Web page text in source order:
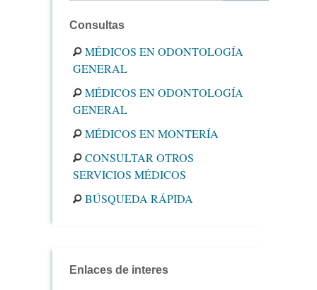
Consultas
MÉDICOS EN ODONTOLOGÍA
GENERAL
MÉDICOS EN ODONTOLOGÍA
GENERAL
MÉDICOS EN MONTERÍA
CONSULTAR OTROS
SERVICIOS MÉDICOS
BÚSQUEDA RÁPIDA
Enlaces de interes